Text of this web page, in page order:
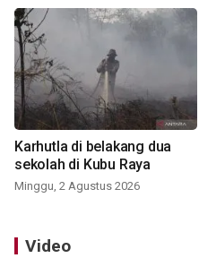
Karhutla di belakang dua
sekolah di Kubu Raya
Minggu, 2 Agustus 2026
Video